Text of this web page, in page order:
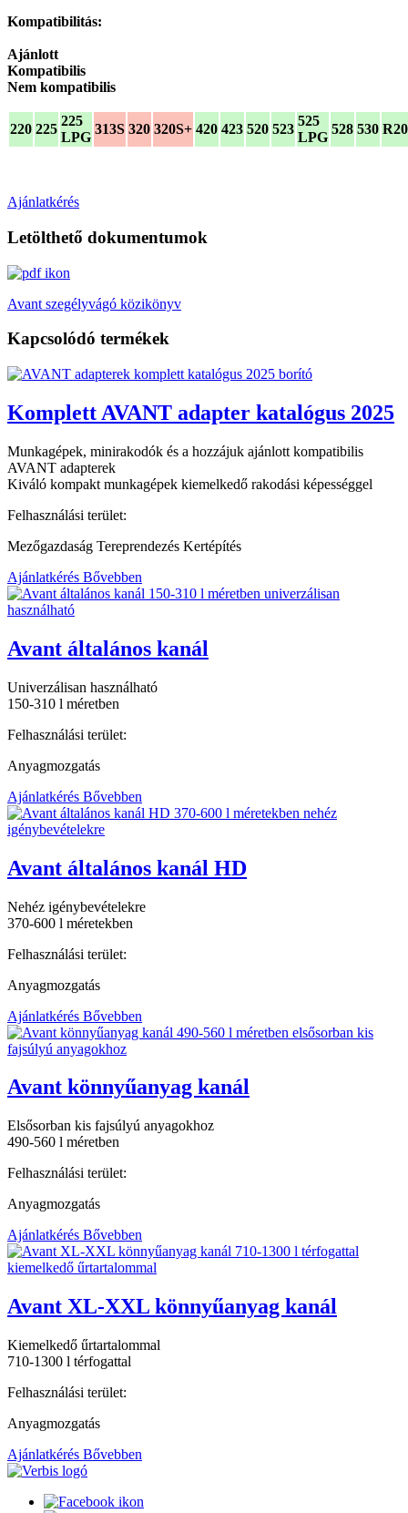
Kompatibilitás:
Ajánlott
Kompatibilis
Nem kompatibilis
220 225
225
LPG
313S 320 320S+ 420 423 520 523
525
LPG
528 530 R20
Ajánlatkérés
Letölthető dokumentumok
Avant szegélyvágó közikönyv
Kapcsolódó termékek
Komplett AVANT adapter katalógus 2025
Munkagépek, minirakodók és a hozzájuk ajánlott kompatibilis
AVANT adapterek
Kiváló kompakt munkagépek kiemelkedő rakodási képességgel
Felhasználási terület:
Mezőgazdaság Tereprendezés Kertépítés
Ajánlatkérés Bővebben
Avant általános kanál
Univerzálisan használható
150-310 l méretben
Felhasználási terület:
Anyagmozgatás
Ajánlatkérés Bővebben
Avant általános kanál HD
Nehéz igénybevételekre
370-600 l méretekben
Felhasználási terület:
Anyagmozgatás
Ajánlatkérés Bővebben
Avant könnyűanyag kanál
Elsősorban kis fajsúlyú anyagokhoz
490-560 l méretben
Felhasználási terület:
Anyagmozgatás
Ajánlatkérés Bővebben
Avant XL-XXL könnyűanyag kanál
Kiemelkedő űrtartalommal
710-1300 l térfogattal
Felhasználási terület:
Anyagmozgatás
Ajánlatkérés Bővebben